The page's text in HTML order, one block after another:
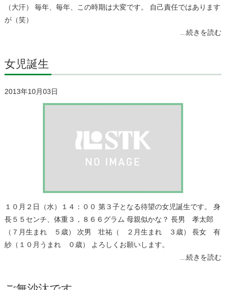
（大汗） 毎年、毎年、この時期は大変です。 自己責任ではあります
が（笑）
...続きを読む
女児誕生
2013年10月03日
１０月２日（水）１４：００ 第３子となる待望の女児誕生です。 身
長５５センチ、体重３，８６６グラム 母親似かな？ 長男 孝太郎
（７月生まれ ５歳） 次男 壮祐（ ２月生まれ ３歳） 長女 有
紗（１０月うまれ ０歳） よろしくお願いします。
...続きを読む